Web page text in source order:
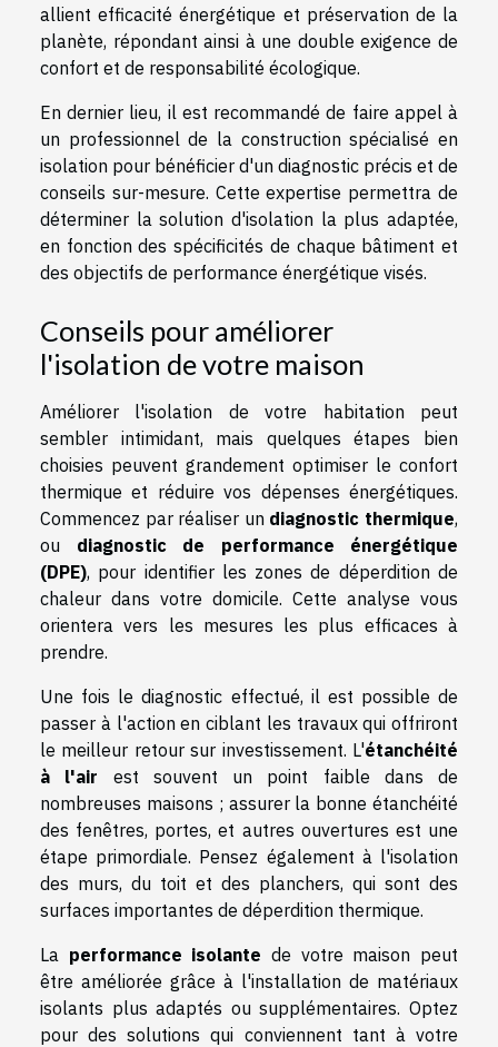
allient efficacité énergétique et préservation de la
planète, répondant ainsi à une double exigence de
confort et de responsabilité écologique.
En dernier lieu, il est recommandé de faire appel à
un professionnel de la construction spécialisé en
isolation pour bénéficier d'un diagnostic précis et de
conseils sur-mesure. Cette expertise permettra de
déterminer la solution d'isolation la plus adaptée,
en fonction des spécificités de chaque bâtiment et
des objectifs de performance énergétique visés.
Conseils pour améliorer
l'isolation de votre maison
Améliorer l'isolation de votre habitation peut
sembler intimidant, mais quelques étapes bien
choisies peuvent grandement optimiser le confort
thermique et réduire vos dépenses énergétiques.
Commencez par réaliser un diagnostic thermique,
ou diagnostic de performance énergétique
(DPE), pour identifier les zones de déperdition de
chaleur dans votre domicile. Cette analyse vous
orientera vers les mesures les plus efficaces à
prendre.
Une fois le diagnostic effectué, il est possible de
passer à l'action en ciblant les travaux qui offriront
le meilleur retour sur investissement. L'étanchéité
à l'air est souvent un point faible dans de
nombreuses maisons ; assurer la bonne étanchéité
des fenêtres, portes, et autres ouvertures est une
étape primordiale. Pensez également à l'isolation
des murs, du toit et des planchers, qui sont des
surfaces importantes de déperdition thermique.
La performance isolante de votre maison peut
être améliorée grâce à l'installation de matériaux
isolants plus adaptés ou supplémentaires. Optez
pour des solutions qui conviennent tant à votre